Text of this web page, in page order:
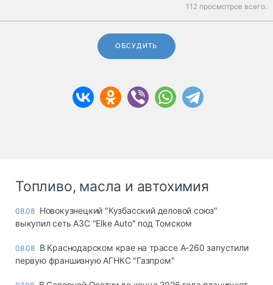
112 просмотров всего.
ОБСУДИТЬ
Топливо, масла и автохимия
08.08 Новокузнецкий "Кузбасский деловой союз"
выкупил сеть АЗС "Elke Auto" под Томском
08.08 В Краснодарском крае на трассе А-260 запустили
первую франшизную АГНКС "Газпром"